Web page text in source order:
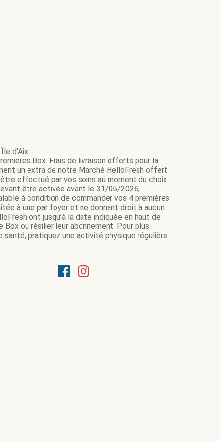
d'Aix
Box. Frais de livraison offerts pour la
un extra de notre Marché HelloFresh offert
effectué par vos soins au moment du choix
être activée avant le 31/05/2026,
à condition de commander vos 4 premières
à une par foyer et ne donnant droit à aucun
ont jusqu’à la date indiquée en haut de
ou résilier leur abonnement. Pour plus
pratiquez une activité physique régulière